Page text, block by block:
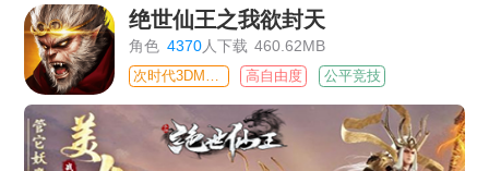
绝世仙王之我欲封天
角色 4370人下载 460.62MB
高自由度 公平竞技